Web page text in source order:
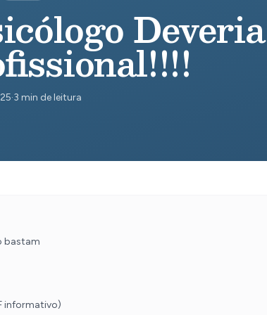
·3 min de leitura
bastam
informativo)